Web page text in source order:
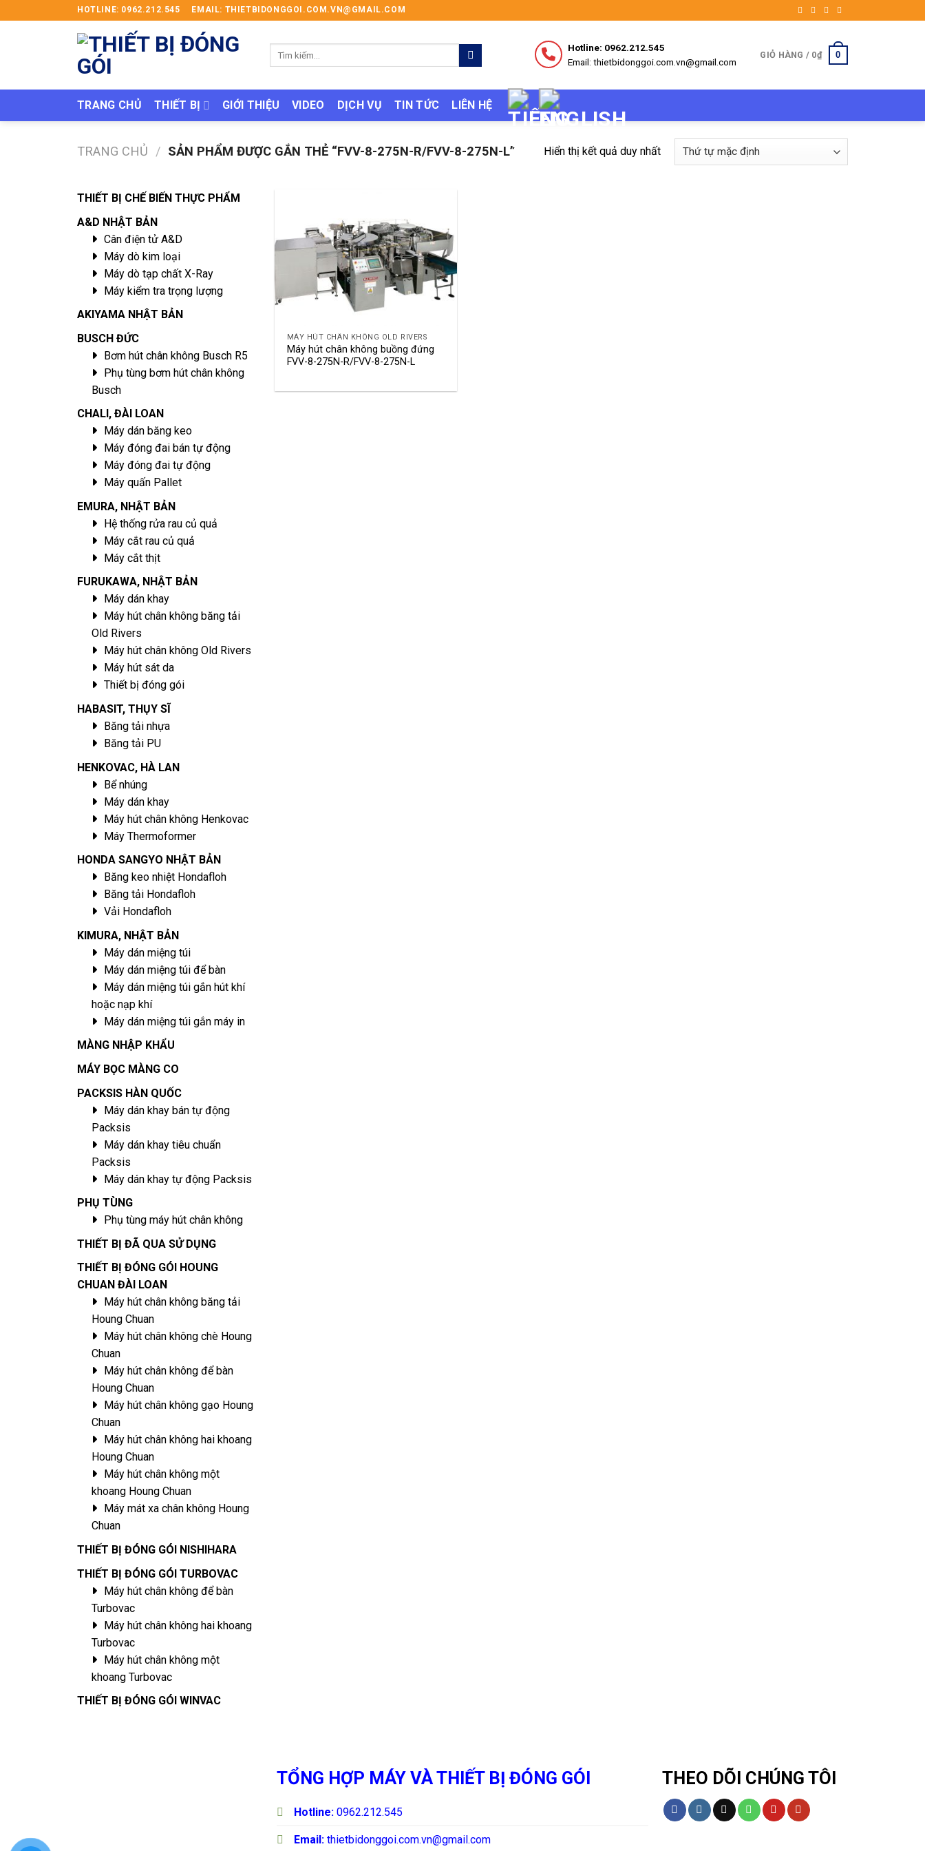
to
HOTLINE: 0962.212.545 EMAIL: THIETBIDONGGOI.COM.VN@GMAIL.COM
Hotline: 0962.212.545
Email: thietbidonggoi.com.vn@gmail.com
GIỎ HÀNG / 0₫ 0
TRANG CHỦ THIẾT BỊ GIỚI THIỆU VIDEO DỊCH VỤ TIN TỨC LIÊN HỆ
TRANG CHỦ / SẢN PHẨM ĐƯỢC GẮN THẺ “FVV-8-275N-R/FVV-8-275N-L” Hiển thị kết quả duy nhất
THIẾT BỊ CHẾ BIẾN THỰC PHẨM
A&D NHẬT BẢN
Cân điện tử A&D
Máy dò kim loại
Máy dò tạp chất X-Ray
Máy kiểm tra trọng lượng
AKIYAMA NHẬT BẢN
BUSCH ĐỨC
Bơm hút chân không Busch R5
Phụ tùng bơm hút chân không
Busch
CHALI, ĐÀI LOAN
Máy dán băng keo
Máy đóng đai bán tự động
Máy đóng đai tự động
Máy quấn Pallet
EMURA, NHẬT BẢN
Hệ thống rửa rau củ quả
Máy cắt rau củ quả
Máy cắt thịt
FURUKAWA, NHẬT BẢN
Máy dán khay
Máy hút chân không băng tải
Old Rivers
Máy hút chân không Old Rivers
Máy hút sát da
Thiết bị đóng gói
HABASIT, THỤY SĨ
Băng tải nhựa
Băng tải PU
HENKOVAC, HÀ LAN
Bể nhúng
Máy dán khay
Máy hút chân không Henkovac
Máy Thermoformer
HONDA SANGYO NHẬT BẢN
Băng keo nhiệt Hondafloh
Băng tải Hondafloh
Vải Hondafloh
KIMURA, NHẬT BẢN
Máy dán miệng túi
Máy dán miệng túi để bàn
Máy dán miệng túi gắn hút khí
hoặc nạp khí
Máy dán miệng túi gắn máy in
MÀNG NHẬP KHẨU
MÁY BỌC MÀNG CO
PACKSIS HÀN QUỐC
Máy dán khay bán tự động
Packsis
Máy dán khay tiêu chuẩn
Packsis
Máy dán khay tự động Packsis
PHỤ TÙNG
Phụ tùng máy hút chân không
THIẾT BỊ ĐÃ QUA SỬ DỤNG
THIẾT BỊ ĐÓNG GÓI HOUNG
CHUAN ĐÀI LOAN
Máy hút chân không băng tải
Houng Chuan
Máy hút chân không chè Houng
Chuan
Máy hút chân không để bàn
Houng Chuan
Máy hút chân không gạo Houng
Chuan
Máy hút chân không hai khoang
Houng Chuan
Máy hút chân không một
khoang Houng Chuan
Máy mát xa chân không Houng
Chuan
THIẾT BỊ ĐÓNG GÓI NISHIHARA
THIẾT BỊ ĐÓNG GÓI TURBOVAC
Máy hút chân không để bàn
Turbovac
Máy hút chân không hai khoang
Turbovac
Máy hút chân không một
khoang Turbovac
THIẾT BỊ ĐÓNG GÓI WINVAC
MÁY HÚT CHÂN KHÔNG OLD RIVERS
Máy hút chân không buồng đứng
FVV-8-275N-R/FVV-8-275N-L
TỔNG HỢP MÁY VÀ THIẾT BỊ ĐÓNG GÓI
Hotline: 0962.212.545
Email: thietbidonggoi.com.vn@gmail.com
THEO DÕI CHÚNG TÔI